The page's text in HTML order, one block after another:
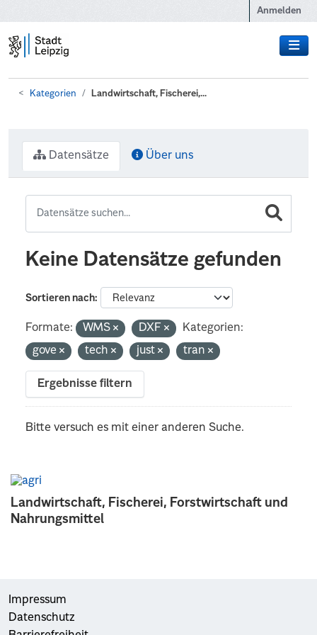
Anmelden
Kategorien Landwirtschaft, Fischerei,...
Landwirtschaft, Fischerei, Forstwirtschaft und
Nahrungsmittel
Datensätze Über uns
Keine Datensätze gefunden
Sortieren nach
Formate: WMS DXF
Kategorien:
gove
tech just tran
Ergebnisse filtern
Bitte versuch es mit einer anderen Suche.
Impressum
Datenschutz